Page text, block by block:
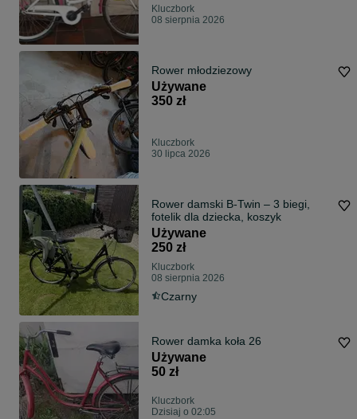
Kluczbork
08 sierpnia 2026
Rower młodziezowy
Używane
350 zł
Kluczbork
30 lipca 2026
Rower damski B-Twin – 3 biegi,
fotelik dla dziecka, koszyk
Używane
250 zł
Kluczbork
08 sierpnia 2026
Czarny
Rower damka koła 26
Używane
50 zł
Kluczbork
Dzisiaj o 02:05